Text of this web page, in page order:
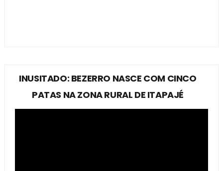
INUSITADO: BEZERRO NASCE COM CINCO
PATAS NA ZONA RURAL DE ITAPAJÉ